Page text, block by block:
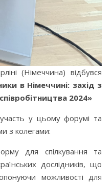
(Німеччина) відбувся
в Німеччині: захід з
2024»
у цьому форумі та
з колегами:
для спілкування та
дослідників, що
можливості для